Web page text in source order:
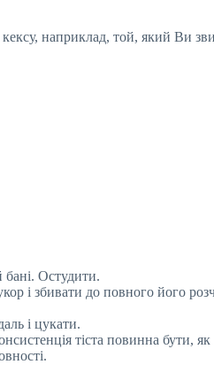
наприклад, той, який Ви
бані. Остудити.
і збивати до повного його
і цукати.
тіста повинна бути, як